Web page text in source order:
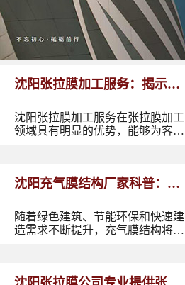
沈阳张拉膜加工服务：揭示张
拉膜加工的实用优势
沈阳张拉膜加工服务在张拉膜加工
领域具有明显的优势，能够为客户
发出独特的魅力。
沈阳充气膜结构厂家科普：了
解充气膜建筑优势、价格及应
用领域
随着绿色建筑、节能环保和快速建
造需求不断提升，充气膜结构将在